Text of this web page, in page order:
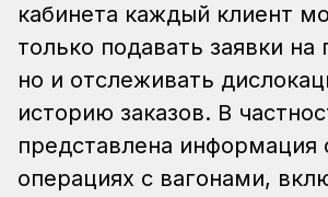
кабинета каждый клиент
только подавать заявки на
но и отслеживать
историю заказов. В
представлена информация
операциях с вагонами,